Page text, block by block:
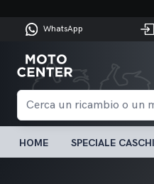
WhatsApp
HOME SPECIALE CASCHI